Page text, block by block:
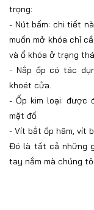
trọng:
- Nút bấm: chi tiết
muốn mở khóa chỉ
và ổ khóa ở trạng
- Nắp ốp có tác
khoét cửa.
- Ốp kim loại: được
mặt đố
- Vít bắt ốp hãm, vít
Đó là tất cả những
tay nắm mà chúng